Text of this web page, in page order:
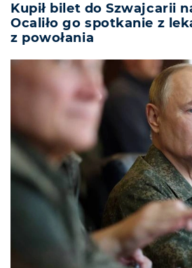
Kupił bilet do Szwajcarii
Ocaliło go spotkanie z
z powołania